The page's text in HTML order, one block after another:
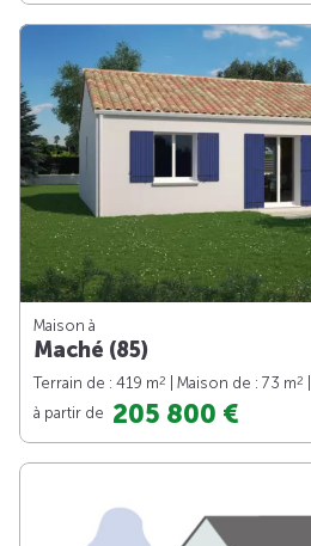
Maison à
Maché (85)
Terrain de : 419 m2 | Maison de : 73 m2
à partir de 205 800 €